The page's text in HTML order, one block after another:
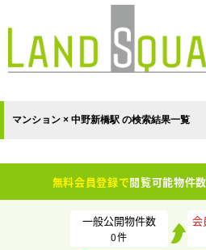
マンション × 中野新橋駅 の検索結果一覧
無料会員登録で閲覧可能物件
一般公開物件数
0件
会